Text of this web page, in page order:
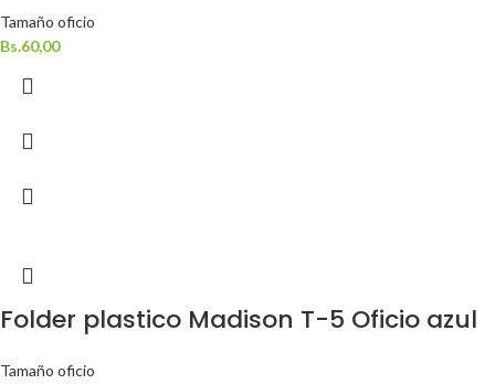
Tamaño oficio
Bs.60,00
Folder plastico Madison T-5 Oficio azul
Tamaño oficio